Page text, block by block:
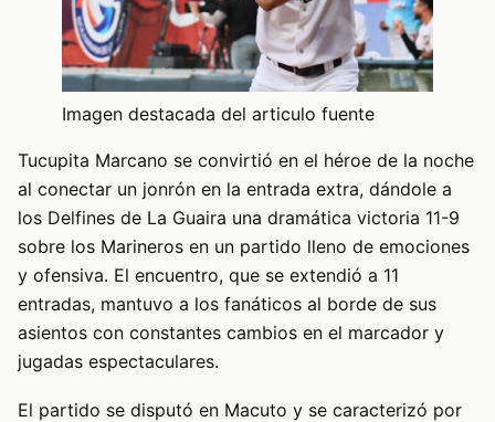
Imagen destacada del articulo fuente
Tucupita Marcano se convirtió en el héroe de la noche
al conectar un jonrón en la entrada extra, dándole a
los Delfines de La Guaira una dramática victoria 11-9
sobre los Marineros en un partido lleno de emociones
y ofensiva. El encuentro, que se extendió a 11
entradas, mantuvo a los fanáticos al borde de sus
asientos con constantes cambios en el marcador y
jugadas espectaculares.
El partido se disputó en Macuto y se caracterizó por